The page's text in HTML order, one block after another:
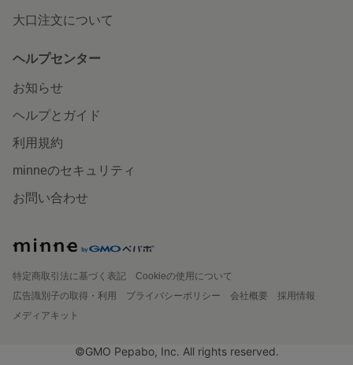
大口注文について
ヘルプセンター
お知らせ
ヘルプとガイド
利用規約
minneのセキュリティ
お問い合わせ
特定商取引法に基づく表記
Cookieの使用について
広告識別子の取得・利用
プライバシーポリシー 会社概要
採用情報
メディアキット
©GMO Pepabo, Inc. All rights reserved.